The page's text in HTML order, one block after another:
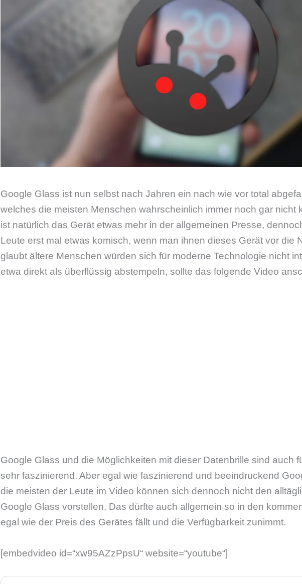
Google Glass ist nun selbst nach Jahren ein nach wie vor total
welches die meisten Menschen wahrscheinlich immer noch gar nicht
ist natürlich das Gerät etwas mehr in der allgemeinen Presse,
Leute erst mal etwas komisch, wenn man ihnen dieses Gerät vor die
glaubt ältere Menschen würden sich für moderne Technologie nicht
etwa direkt als überflüssig abstempeln, sollte das folgende Video
Google Glass und die Möglichkeiten mit dieser Datenbrille sind auch
sehr faszinierend. Aber egal wie faszinierend und beeindruckend
die meisten der Leute im Video können sich dennoch nicht den
Google Glass vorstellen. Das dürfte auch allgemein so in den
egal wie der Preis des Gerätes fällt und die Verfügbarkeit zunimmt.
[embedvideo id=“xw95AZzPpsU“ website=“youtube“]